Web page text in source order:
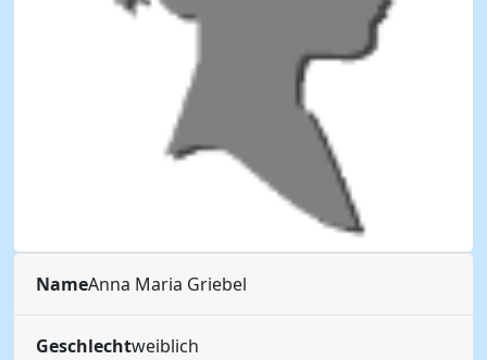
NameAnna Maria Griebel
Geschlechtweiblich